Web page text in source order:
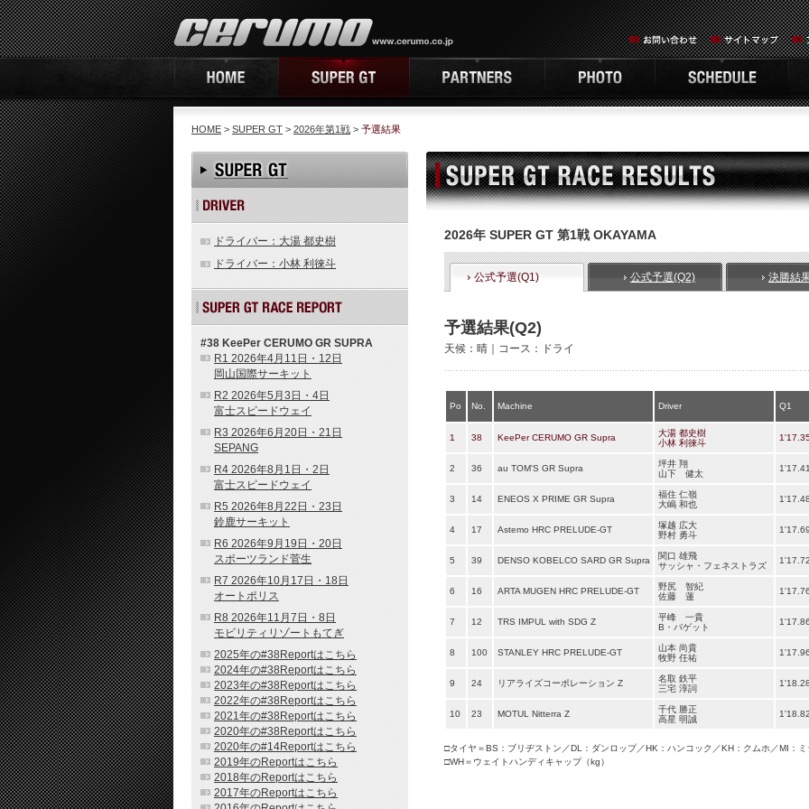
HOME > SUPER GT > 2026年第1戦 > 予選結果
ドライバー：大湯 都史樹
ドライバー：小林 利徠斗
#38 KeePer CERUMO GR SUPRA
R1 2026年4月11日・12日
岡山国際サーキット
R2 2026年5月3日・4日
富士スピードウェイ
R3 2026年6月20日・21日
SEPANG
R4 2026年8月1日・2日
富士スピードウェイ
R5 2026年8月22日・23日
鈴鹿サーキット
R6 2026年9月19日・20日
スポーツランド菅生
R7 2026年10月17日・18日
オートポリス
R8 2026年11月7日・8日
モビリティリゾートもてぎ
2025年の#38Reportはこちら
2024年の#38Reportはこちら
2023年の#38Reportはこちら
2022年の#38Reportはこちら
2021年の#38Reportはこちら
2020年の#38Reportはこちら
2020年の#14Reportはこちら
2019年のReportはこちら
2018年のReportはこちら
2017年のReportはこちら
2026年 SUPER GT 第1戦 OKAYAMA
公式予選(Q1) 公式予選(Q2) 決勝結
予選結果(Q2)
天候：晴｜コース：ドライ
Po No. Machine Driver Q1
1 38 KeePer CERUMO GR Supra
大湯 都史樹
小林 利徠斗
2 36 au TOM'S GR Supra
坪井 翔
山下 健太
3 14 ENEOS X PRIME GR Supra
福住 仁嶺
大嶋 和也
4 17 Astemo HRC PRELUDE-GT
塚越 広大
野村 勇斗
5 39 DENSO KOBELCO SARD GR Supra
関口 雄飛
サッシャ・フェネストラズ
6 16 ARTA MUGEN HRC PRELUDE-GT
野尻 智紀
佐藤 蓮
7 12 TRS IMPUL with SDG Z
平峰 一貴
B・バゲット
8 100 STANLEY HRC PRELUDE-GT
山本 尚貴
牧野 任祐
9 24 リアライズコーポレーション Z
名取 鉄平
三宅 淳詞
10 23 MOTUL Nitterra Z
千代 勝正
高星 明誠
□タイヤ＝BS：ブリヂストン／DL：ダンロップ／HK：ハンコック／KH：クムホ／MI：
□WH＝ウェイトハンディキャップ（kg）